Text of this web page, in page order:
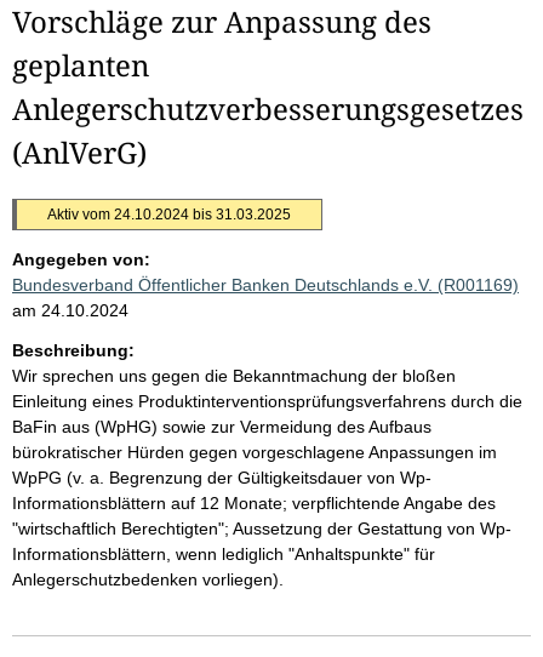
Vorschläge zur Anpassung des
geplanten
Anlegerschutzverbesserungsgesetzes
(AnlVerG)
Aktiv vom 24.10.2024 bis 31.03.2025
Angegeben von:
Bundesverband Öffentlicher Banken Deutschlands e.V. (R001169)
am 24.10.2024
Beschreibung:
Wir sprechen uns gegen die Bekanntmachung der bloßen
Einleitung eines Produktinterventionsprüfungsverfahrens durch die
BaFin aus (WpHG) sowie zur Vermeidung des Aufbaus
bürokratischer Hürden gegen vorgeschlagene Anpassungen im
WpPG (v. a. Begrenzung der Gültigkeitsdauer von Wp-
Informationsblättern auf 12 Monate; verpflichtende Angabe des
"wirtschaftlich Berechtigten"; Aussetzung der Gestattung von Wp-
Informationsblättern, wenn lediglich "Anhaltspunkte" für
Anlegerschutzbedenken vorliegen).